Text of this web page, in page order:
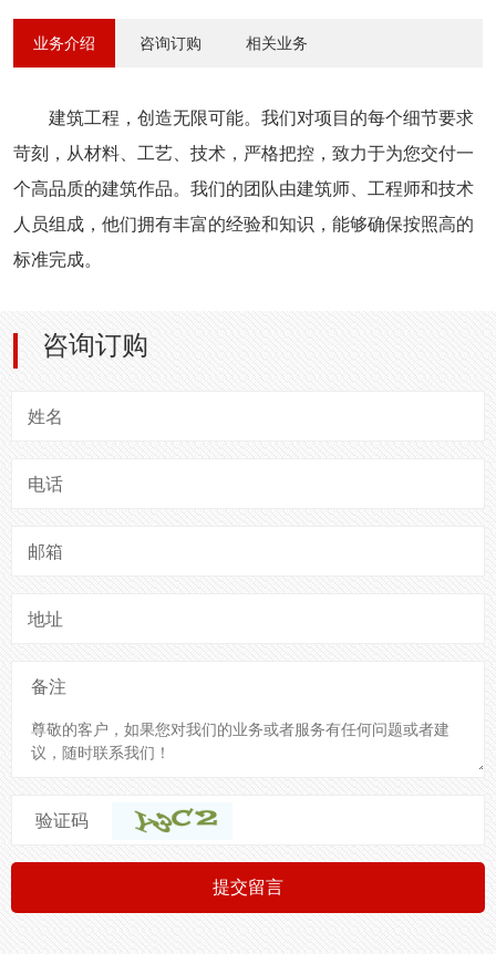
业务介绍 咨询订购 相关业务
建筑工程，创造无限可能。我们对项目的每个细节要求
苛刻，从材料、工艺、技术，严格把控，致力于为您交付一
个高品质的建筑作品。我们的团队由建筑师、工程师和技术
人员组成，他们拥有丰富的经验和知识，能够确保按照高的
标准完成。
咨询订购
姓名
电话
邮箱
地址
备注
验证码
提交留言